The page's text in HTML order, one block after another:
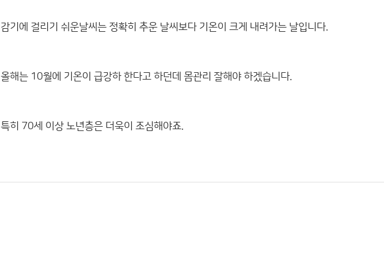
감기에 걸리기 쉬운날씨는 정확히 추운 날씨보다 기온이 크게 내려가는 날입니다.
올해는 10월에 기온이 급강하 한다고 하던데 몸관리 잘해야 하겠습니다.
특히 70세 이상 노년층은 더욱이 조심해야죠.